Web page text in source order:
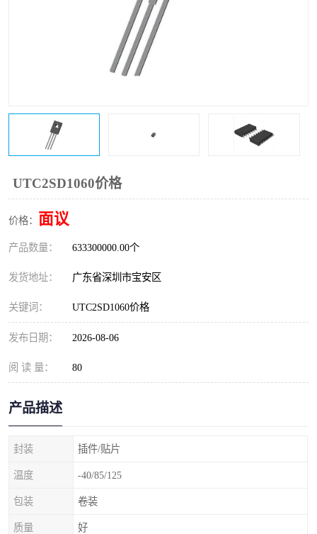
UTC2SD1060价格
价格： 面议
产品数量： 633300000.00个
发货地址： 广东省深圳市宝安区
关键词： UTC2SD1060价格
发布日期： 2026-08-06
阅 读 量： 80
产品描述
封装 插件/贴片
温度 -40/85/125
包装 卷装
质量 好
FT61F022
FT61F021